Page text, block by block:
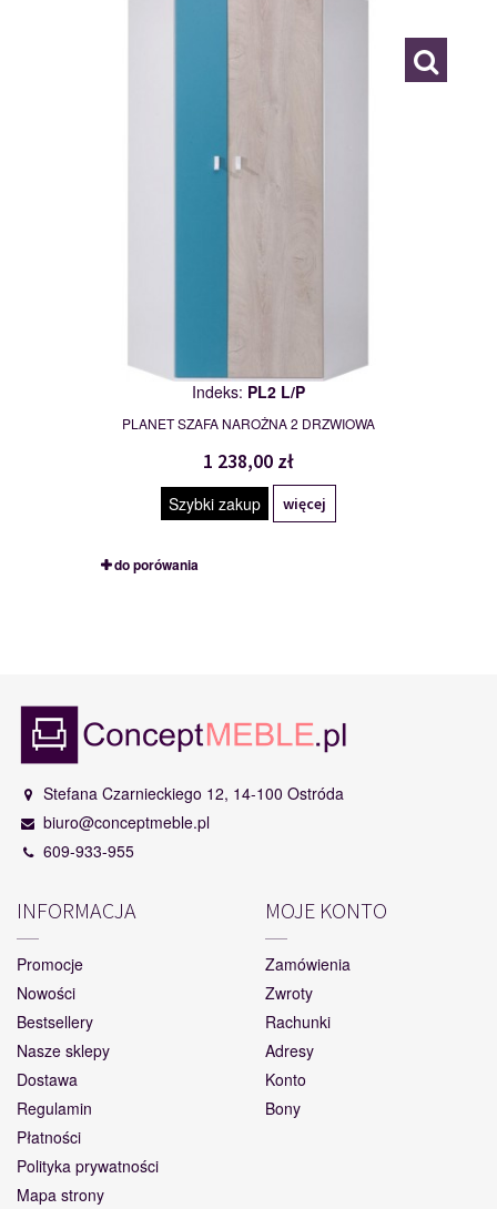
Indeks: PL2 L/P
PLANET SZAFA NAROŻNA 2 DRZWIOWA
1 238,00 zł
Szybki zakup więcej
do porówania
Stefana Czarnieckiego 12, 14-100 Ostróda
biuro@conceptmeble.pl
609-933-955
INFORMACJA
Promocje
Nowości
Bestsellery
Nasze sklepy
Dostawa
Regulamin
Płatności
Polityka prywatności
Mapa strony
MOJE KONTO
Zamówienia
Zwroty
Rachunki
Adresy
Konto
Bony